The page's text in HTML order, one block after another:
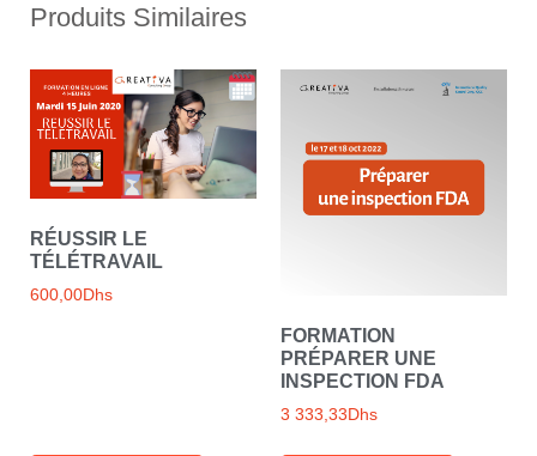
Produits Similaires
RÉUSSIR LE
TÉLÉTRAVAIL
600,00Dhs
FORMATION
PRÉPARER UNE
INSPECTION FDA
3 333,33Dhs